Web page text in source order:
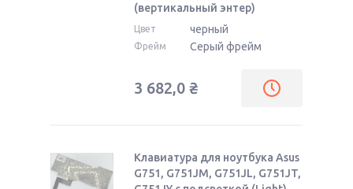
(вертикальный энтер)
Цвет черный
Фрейм Серый фрейм
3 682,0 ₴
Клавиатура для ноутбука Asus
G751, G751JM, G751JL, G751JT,